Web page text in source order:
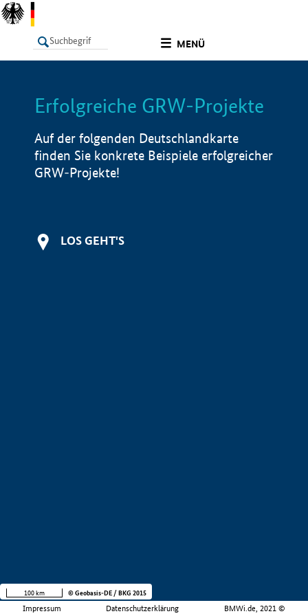
MENÜ
LISTE Info
Erfolgreiche GRW-Projekte
Auf der folgenden Deutschlandkarte
finden Sie konkrete Beispiele erfolgreicher
GRW-Projekte!
LOS GEHT'S
Impressum Datenschutzerklärung BMWi.de, 2021 ©
100 km © Geobasis-DE / BKG 2015